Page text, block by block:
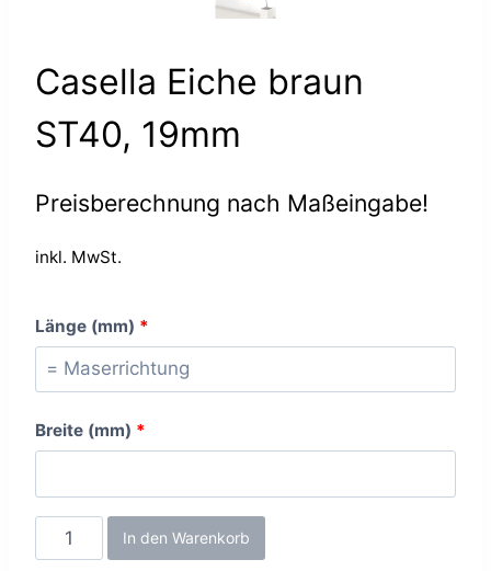
Casella Eiche braun
ST40, 19mm
Preisberechnung nach Maßeingabe!
inkl. MwSt.
Länge (mm) *
Breite (mm) *
Casella
Eiche
In den Warenkorb